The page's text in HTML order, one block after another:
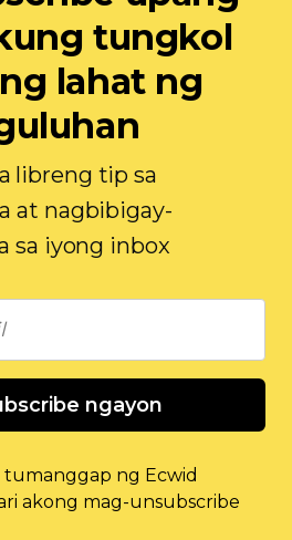
tungkol
lahat ng
libreng tip sa
at nagbibigay-
sa iyong inbox
ngayon
ng Ecwid
akong mag-unsubscribe